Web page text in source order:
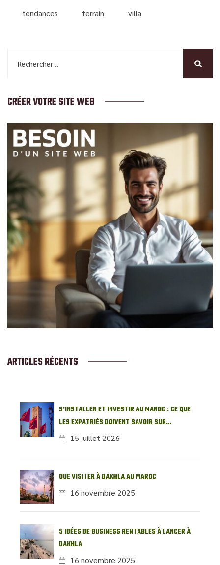
tendances terrain villa
CRÉER VOTRE SITE WEB
ARTICLES RÉCENTS
S’INSTALLER ET INVESTIR AU MAROC : CE QUE
LES EXPATRIÉS DOIVENT SAVOIR SUR
L’IMMOBILIER LOCAL
15 juillet 2026
QUE VISITER À DAKHLA AU MAROC
16 novembre 2025
5 IDÉES DE BUSINESS RENTABLES À LANCER À
DAKHLA
16 novembre 2025